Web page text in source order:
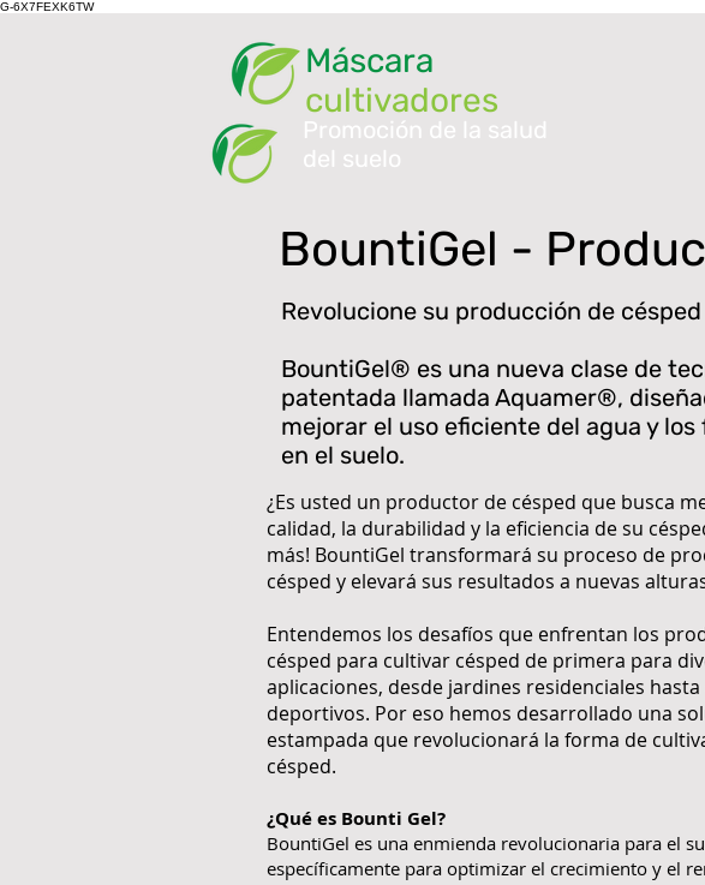
G-6X7FEXK6TW
Máscara
cultivadores
Promoción de la salud
del suelo
BountiGel -
Revolucione su producción de césped
BountiGel® es una nueva clase de
patentada llamada Aquamer®,
mejorar el uso eficiente del agua y
en el suelo.
¿Es usted un productor de césped que busca
calidad, la durabilidad y la eficiencia de su
más! BountiGel transformará su proceso de
césped y elevará sus resultados a nuevas
Entendemos los desafíos que enfrentan los
césped para cultivar césped de primera para
aplicaciones, desde jardines residenciales
deportivos. Por eso hemos desarrollado una
estampada que revolucionará la forma de
césped.
¿Qué es Bounti Gel?
BountiGel es una enmienda revolucionaria para el
específicamente para optimizar el crecimiento y el